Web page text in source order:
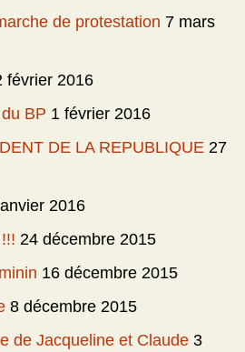
de protestation 7 mars
février 2016
BP 1 février 2016
DE LA REPUBLIQUE 27
2016
24 décembre 2015
16 décembre 2015
8 décembre 2015
de Jacqueline et Claude 3